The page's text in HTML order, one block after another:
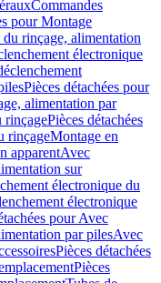
Commandes
pour Montage
rinçage, alimentation
électronique
Pièces détachées pour
alimentation par
rinçagePièces détachées
rinçageMontage en
apparentAvec
sur
électronique du
électronique
pour Avec
par pilesAvec
Pièces détachées
Pièces